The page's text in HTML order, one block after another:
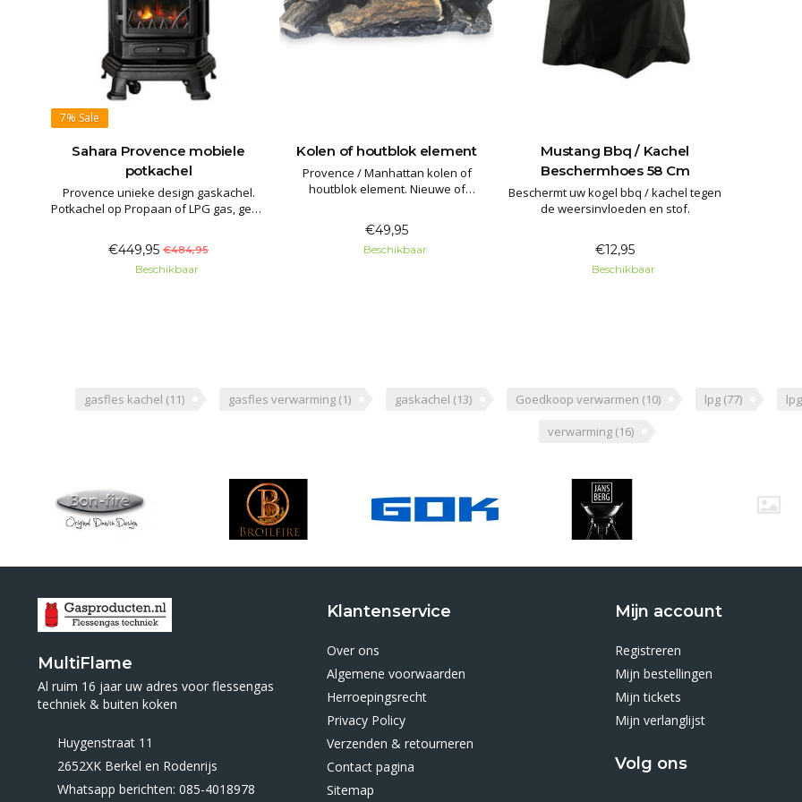
7% Sale
Sahara Provence mobiele
potkachel
Provence unieke design gaskachel.
Potkachel op Propaan of LPG gas, geen
heerlijke warmte. Exclusief design,
compleet met gasslang en gas
€449,95 €484,95
Beschikbaar
Kolen of houtblok element
Provence / Manhattan kolen of
houtblok element. Nieuwe of
kachel.
Garantie: 2 Jaar
€49,95
Beschikbaar
Mustang Bbq / Kachel
Beschermhoes 58 Cm
Beschermt uw kogel bbq / kachel tegen
de weersinvloeden en stof.
€12,95
Beschikbaar
gasfles kachel (11) gasfles verwarming (1) gaskachel (13) Goedkoop verwarmen (10) lpg (77)
verwarming (16)
MultiFlame
Al ruim 16 jaar uw adres voor flessengas
techniek & buiten koken
Huygenstraat 11
2652XK Berkel en Rodenrijs
Whatsapp berichten: 085-4018978
Klantenservice
Over ons
Algemene voorwaarden
Herroepingsrecht
Privacy Policy
Verzenden & retourneren
Contact pagina
Sitemap
Mijn account
Registreren
Mijn bestellingen
Mijn tickets
Mijn verlanglijst
Volg ons